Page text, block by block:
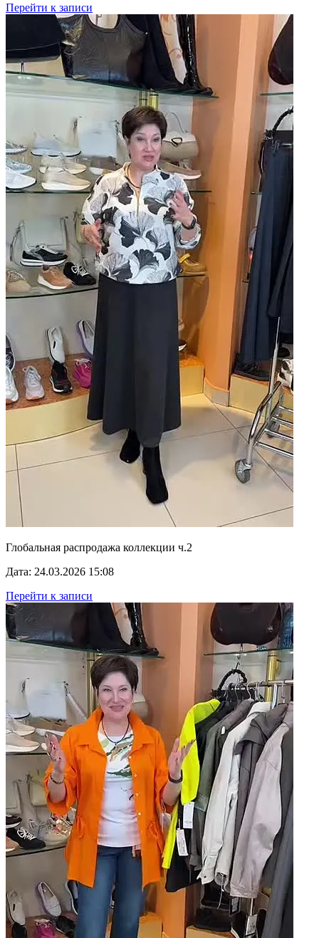
Перейти к записи
Глобальная распродажа коллекции ч.2
Дата: 24.03.2026 15:08
Перейти к записи